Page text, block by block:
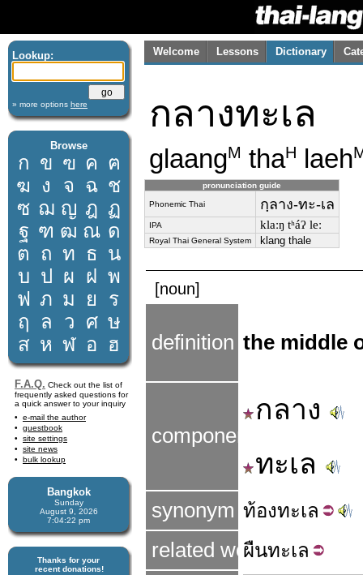
Lookup:
» more options here
Browse
ก ข ฃ ค ฅ
ฆ ง จ ฉ ช
ซ ฌ ญ ฎ ฏ
ฐ ฑ ฒ ณ ด
ต ถ ท ธ น
บ ป ผ ฝ พ
ฟ ภ ม ย
ร
ฤ
ล ว ศ ษ
ส ห ฬ อ ฮ
F.A.Q. Check out the list of
frequently asked questions for
a quick answer to your inquiry
e-mail the author
guestbook
site settings
site news
bulk lookup
Bangkok
Sunday
August 9, 2026
7:04:23 pm
Thanks for your
recent donations!
Welcome Lessons Dictionary
กลางทะเล
glaangM thaH laeh
pronunciation guide
Phonemic Thai กฺลาง-ทะ-เล
IPA klaːŋ tʰáʔ leː
Royal Thai General System klang thale
[noun]
definition the middle
components
กลาง
ทะเล
synonym ท้องทะเล
related word
ผืนทะเล